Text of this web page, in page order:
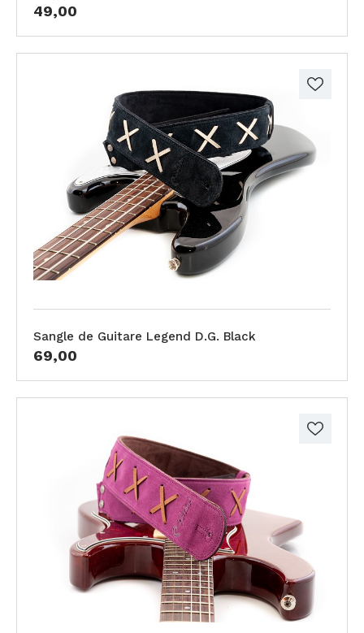
49,00
Sangle de Guitare Legend D.G. Black
69,00